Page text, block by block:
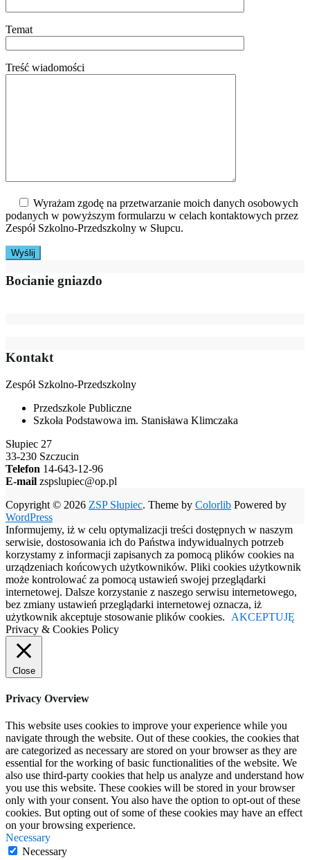
Temat
Treść wiadomości
Wyrażam zgodę na przetwarzanie moich danych osobowych
podanych w powyższym formularzu w celach kontaktowych przez
Zespół Szkolno-Przedszkolny w Słupcu.
Bocianie gniazdo
Kontakt
Zespół Szkolno-Przedszkolny
Przedszkole Publiczne
Szkoła Podstawowa im. Stanisława Klimczaka
Słupiec 27
33-230 Szczucin
Telefon 14-643-12-96
E-mail zspslupiec@op.pl
Copyright © 2026 ZSP Słupiec. Theme by Colorlib Powered by
WordPress
Informujemy, iż w celu optymalizacji treści dostępnych w naszym
serwisie, dostosowania ich do Państwa indywidualnych potrzeb
korzystamy z informacji zapisanych za pomocą plików cookies na
urządzeniach końcowych użytkowników. Pliki cookies użytkownik
może kontrolować za pomocą ustawień swojej przeglądarki
internetowej. Dalsze korzystanie z naszego serwisu internetowego,
bez zmiany ustawień przeglądarki internetowej oznacza, iż
użytkownik akceptuje stosowanie plików cookies.
AKCEPTUJĘ
Privacy & Cookies Policy
Close
Privacy Overview
This website uses cookies to improve your experience while you
navigate through the website. Out of these cookies, the cookies that
are categorized as necessary are stored on your browser as they are
essential for the working of basic functionalities of the website. We
also use third-party cookies that help us analyze and understand how
you use this website. These cookies will be stored in your browser
only with your consent. You also have the option to opt-out of these
cookies. But opting out of some of these cookies may have an effect
on your browsing experience.
Necessary
Necessary